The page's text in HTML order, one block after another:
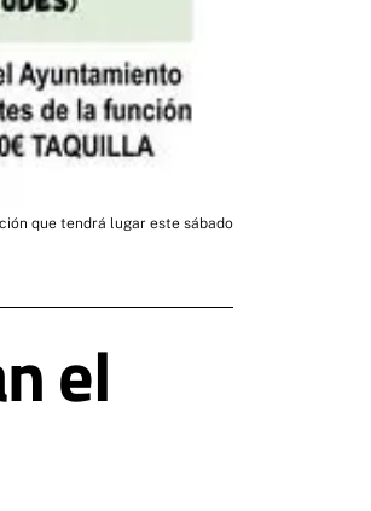
el
que tendrá lugar este sábado